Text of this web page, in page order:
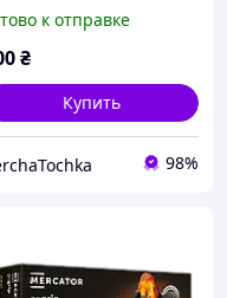
к отправке
₴
Купить
98%